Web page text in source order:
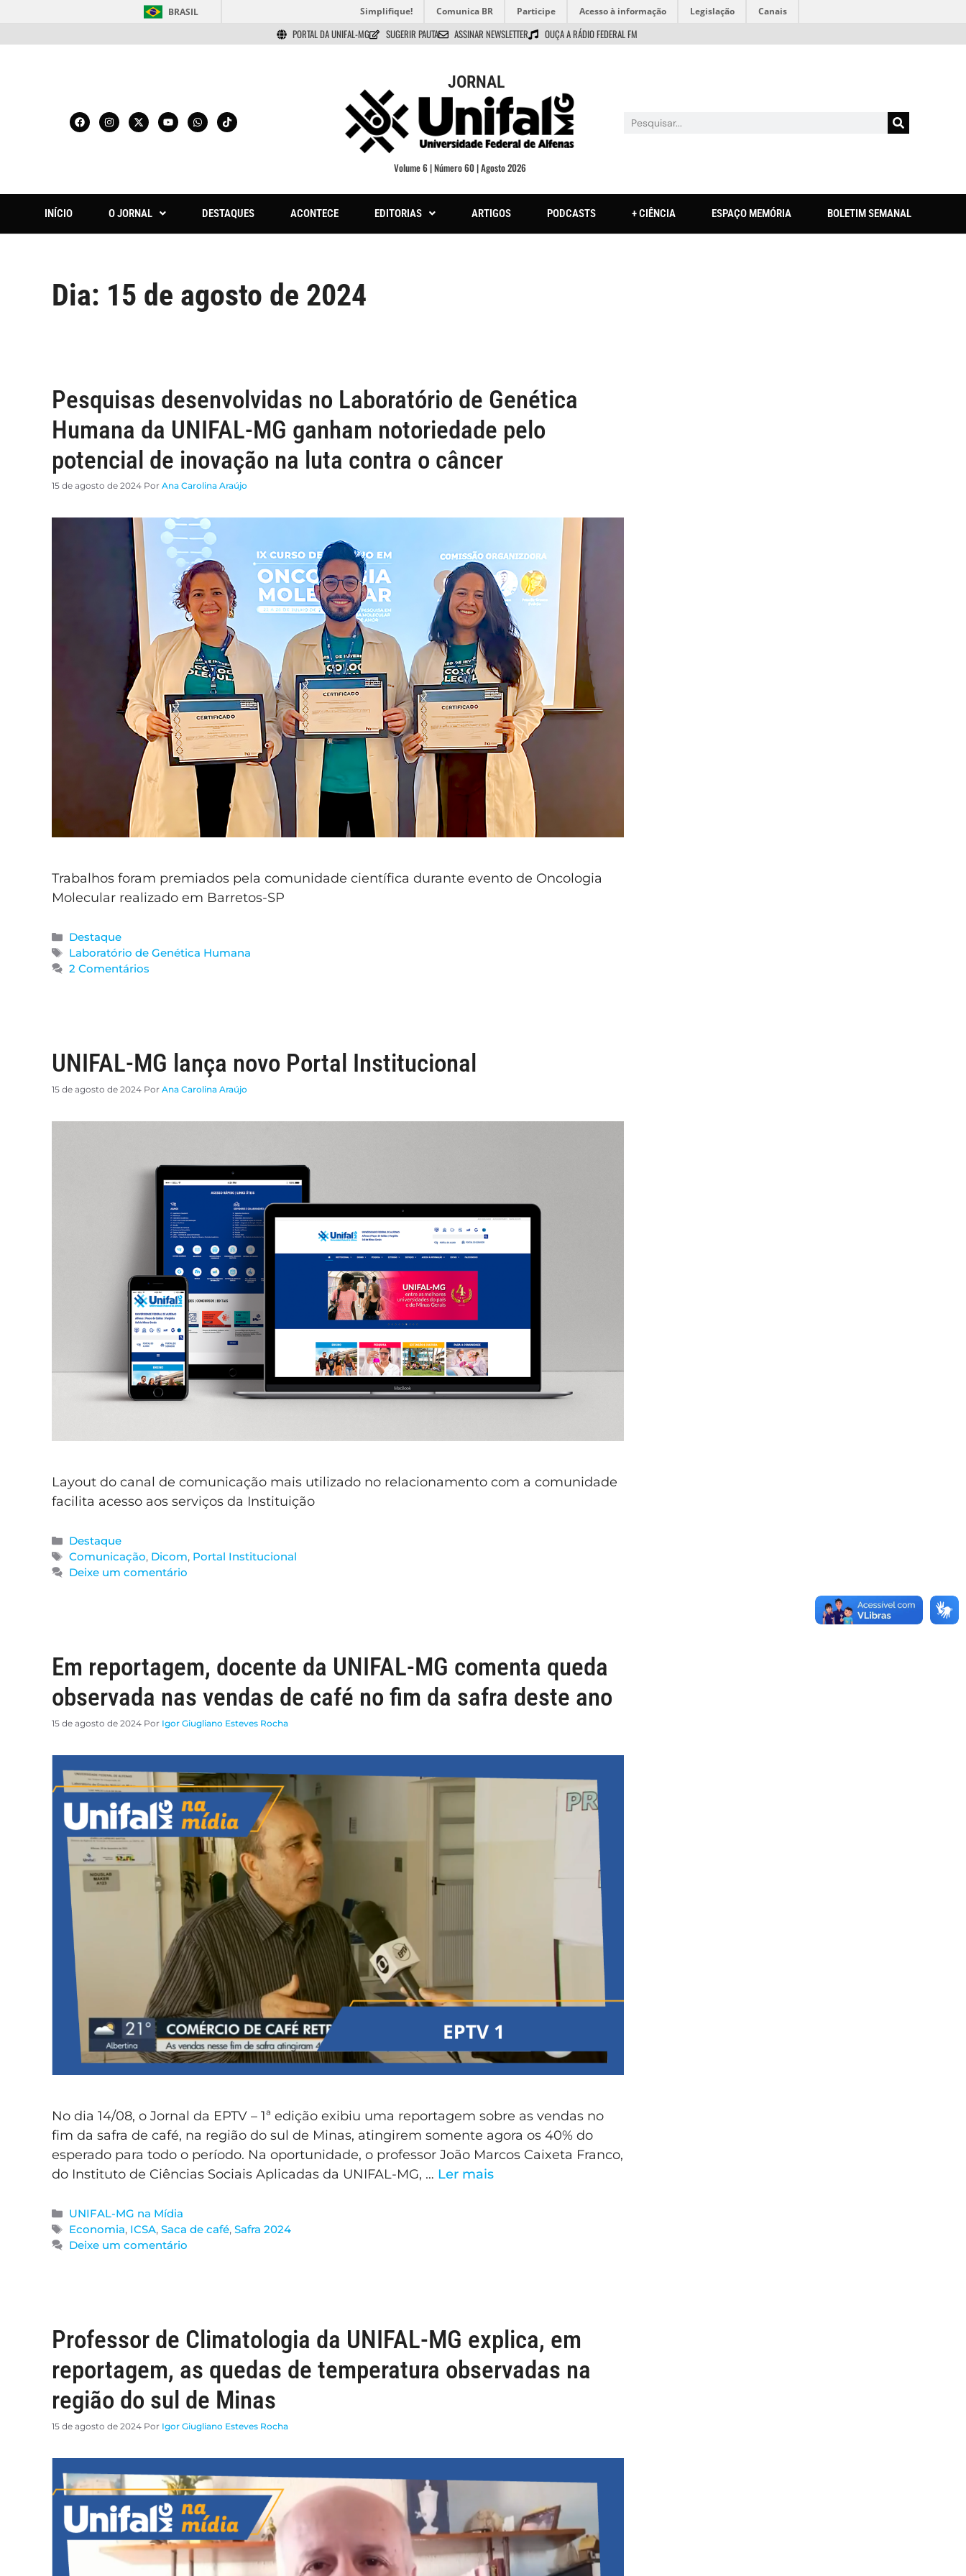
BRASIL Simplifique! Comunica BR Participe Acesso à informação Legislação Canais
PORTAL DA UNIFAL-MG SUGERIR PAUTA ASSINAR NEWSLETTER OUÇA A RÁDIO FEDERAL FM
JORNAL
Volume 6 | Número 60 | Agosto 2026
INÍCIO O JORNAL DESTAQUES ACONTECE EDITORIAS ARTIGOS PODCASTS + CIÊNCIA ESPAÇO MEMÓRIA BOLETIM SEMANAL
Dia: 15 de agosto de 2024
Pesquisas desenvolvidas no Laboratório de Genética
Humana da UNIFAL-MG ganham notoriedade pelo
potencial de inovação na luta contra o câncer
15 de agosto de 2024 Por Ana Carolina Araújo
Trabalhos foram premiados pela comunidade científica durante evento de Oncologia
Molecular realizado em Barretos-SP
Destaque
Laboratório de Genética Humana
2 Comentários
UNIFAL-MG lança novo Portal Institucional
15 de agosto de 2024 Por Ana Carolina Araújo
Layout do canal de comunicação mais utilizado no relacionamento com a comunidade
facilita acesso aos serviços da Instituição
Destaque
Comunicação, Dicom, Portal Institucional
Deixe um comentário
Em reportagem, docente da UNIFAL-MG comenta queda
observada nas vendas de café no fim da safra deste ano
15 de agosto de 2024 Por Igor Giugliano Esteves Rocha
No dia 14/08, o Jornal da EPTV – 1ª edição exibiu uma reportagem sobre as vendas no
fim da safra de café, na região do sul de Minas, atingirem somente agora os 40% do
esperado para todo o período. Na oportunidade, o professor João Marcos Caixeta Franco,
do Instituto de Ciências Sociais Aplicadas da UNIFAL-MG, … Ler mais
UNIFAL-MG na Mídia
Economia, ICSA,Saca de café,Safra 2024
Deixe um comentário
Professor de Climatologia da UNIFAL-MG explica, em
reportagem, as quedas de temperatura observadas na
região do sul de Minas
15 de agosto de 2024 Por Igor Giugliano Esteves Rocha